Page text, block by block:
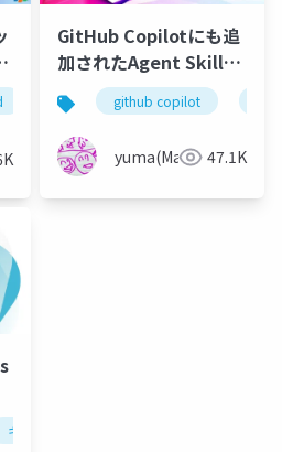
xcode vs code
GitHub Copilotにも追
加されたAgent Skills
とは
github copilot
yuma(Maki) 47.1K
キミガタリ